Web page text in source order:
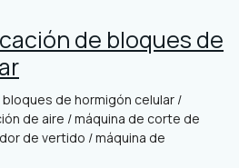
de bloques de
de hormigón celular /
de aire / máquina de corte de
de vertido / máquina de